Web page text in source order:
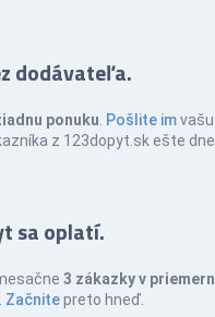
dodávateľa.
ponuku Pošlite imvašu
z 123dopyt.sk ešte
sa oplatí.
3 zákazky v
Začnitepreto hneď.